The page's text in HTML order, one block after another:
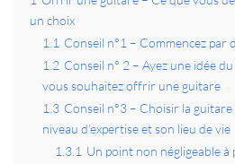
un choix
1.1 Conseil n°1 – Commencez
1.2 Conseil n° 2 – Ayez une idée
vous souhaitez offrir une guitare
1.3 Conseil n°3 – Choisir la
niveau d’expertise et son lieu de vie
1.3.1 Un point non négligeable